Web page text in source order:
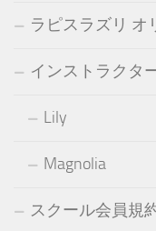
ラピスラズリ オ
インストラクタ
Lily
Magnolia
スクール会員規